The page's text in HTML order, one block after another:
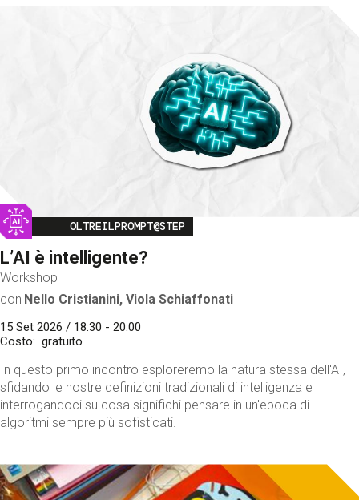
Image
OLTREILPROMPT@STEP
L’AI è intelligente?
Workshop
con Nello Cristianini, Viola Schiaffonati
15 Set 2026 / 18:30 - 20:00
Costo
gratuito
In questo primo incontro esploreremo la natura stessa dell'AI,
sfidando le nostre definizioni tradizionali di intelligenza e
interrogandoci su cosa significhi pensare in un'epoca di
algoritmi sempre più sofisticati.